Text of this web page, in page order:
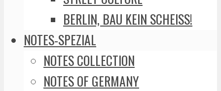
BERLIN, BAU KEIN SCHEISS!
NOTES-SPEZIAL
NOTES COLLECTION
NOTES OF GERMANY